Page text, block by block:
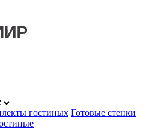
гостиных Готовые стенки